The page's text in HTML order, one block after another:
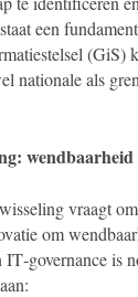
een
(GiS)
nationale als
vraagt
om
is